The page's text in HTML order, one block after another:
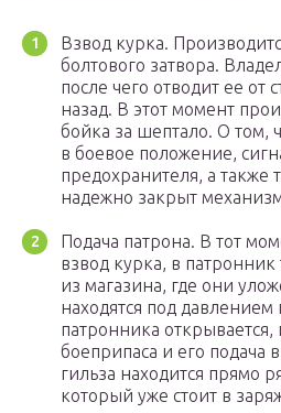
Взвод курка.
болтового затвора.
после чего отводит ее от
назад. В этот момент
бойка за шептало. О том,
в боевое положение,
предохранителя, а также
надежно закрыт
Подача патрона. В тот
взвод курка, в патронник
из магазина, где они
находятся под
патронника открывается,
боеприпаса и его подача
гильза находится прямо
который уже стоит в